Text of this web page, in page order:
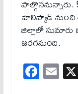
పాల్గొననున్నారు.
హెలిప్యాడ్ నుంచి
జిల్లాలో సుమారు
జరగనుంది.
Fa
ce
E
m